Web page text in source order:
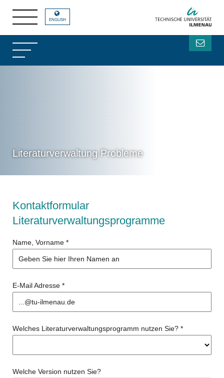
Literaturverwaltung Probleme
ENGLISH
Kontaktformular
Literaturverwaltungsprogramme
Name, Vorname *
E-Mail Adresse *
Welches Literaturverwaltungsprogramm nutzen Sie? *
Welche Version nutzen Sie?